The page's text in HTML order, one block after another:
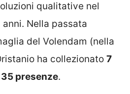
qualitative nel
Nella passata
del Volendam (nella
ha collezionato 7
presenze.